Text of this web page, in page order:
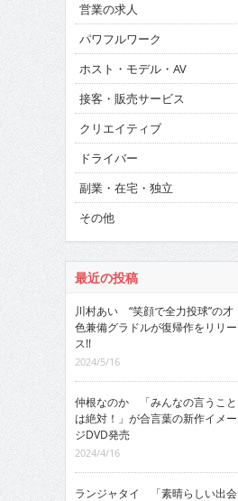
営業の求人
パワフルワーク
ホスト・モデル・AV
接客・販売サービス
クリエイティブ
ドライバー
副業・在宅・独立
その他
最近の投稿
川村あい “笑顔で全力投球”の才
色兼備グラドルが復帰作をリリー
ス!!
2024/5/16
仲根なのか 「みんなの言うこと
は絶対！」が合言葉の新作イメー
ジDVD発売
2024/4/16
ランジャタイ 「素晴らしい出会